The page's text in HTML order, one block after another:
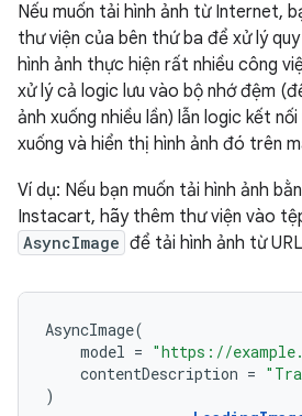
Nếu muốn tải hình ảnh từ Internet,
thư viện của bên thứ ba để xử lý
hình ảnh thực hiện rất nhiều công
xử lý cả logic lưu vào bộ nhớ đệm
ảnh xuống nhiều lần) lẫn logic kết
xuống và hiển thị hình ảnh đó trên
Ví dụ: Nếu bạn muốn tải hình ảnh
Instacart, hãy thêm thư viện vào
AsyncImage để tải hình ảnh từ
AsyncImage(
model = "https://
contentDescription =
)